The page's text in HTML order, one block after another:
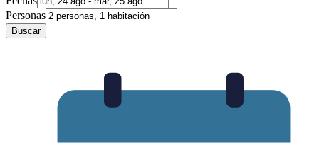
Personas
Buscar